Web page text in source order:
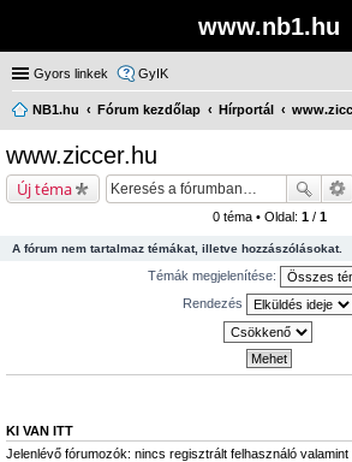
www.nb1.hu
Gyors linkek GyIK
NB1.hu Fórum kezdőlap Hírportál
www.ziccer.hu
Új téma
0 téma • Oldal: 1/ 1
A fórum nem tartalmaz témákat, illetve hozzászólásokat.
Témák megjelenítése:
Rendezés
KI VAN ITT
Jelenlévő fórumozók: nincs regisztrált felhasználó valamint